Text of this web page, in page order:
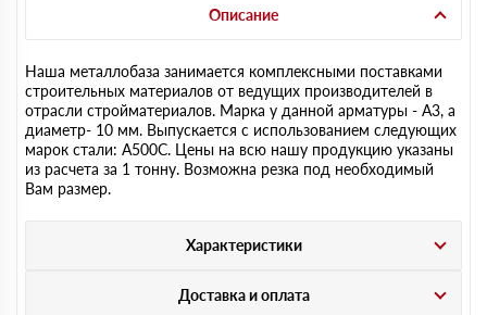
Описание
Наша металлобаза занимается комплексными поставками
строительных материалов от ведущих производителей в
отрасли стройматериалов. Марка у данной арматуры - А3, а
диаметр- 10 мм. Выпускается с использованием следующих
марок стали: А500С. Цены на всю нашу продукцию указаны
из расчета за 1 тонну. Возможна резка под необходимый
Вам размер.
Характеристики
Доставка и оплата